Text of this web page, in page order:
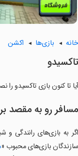
خانه بازی‌ها اکشن
تاکسیدو
آیا تا کنون بازی تاکسیدو
مسافر رو به مقصد
اگر به بازی‌های رانندگی و
سازندگان بازی‌های محبوب «